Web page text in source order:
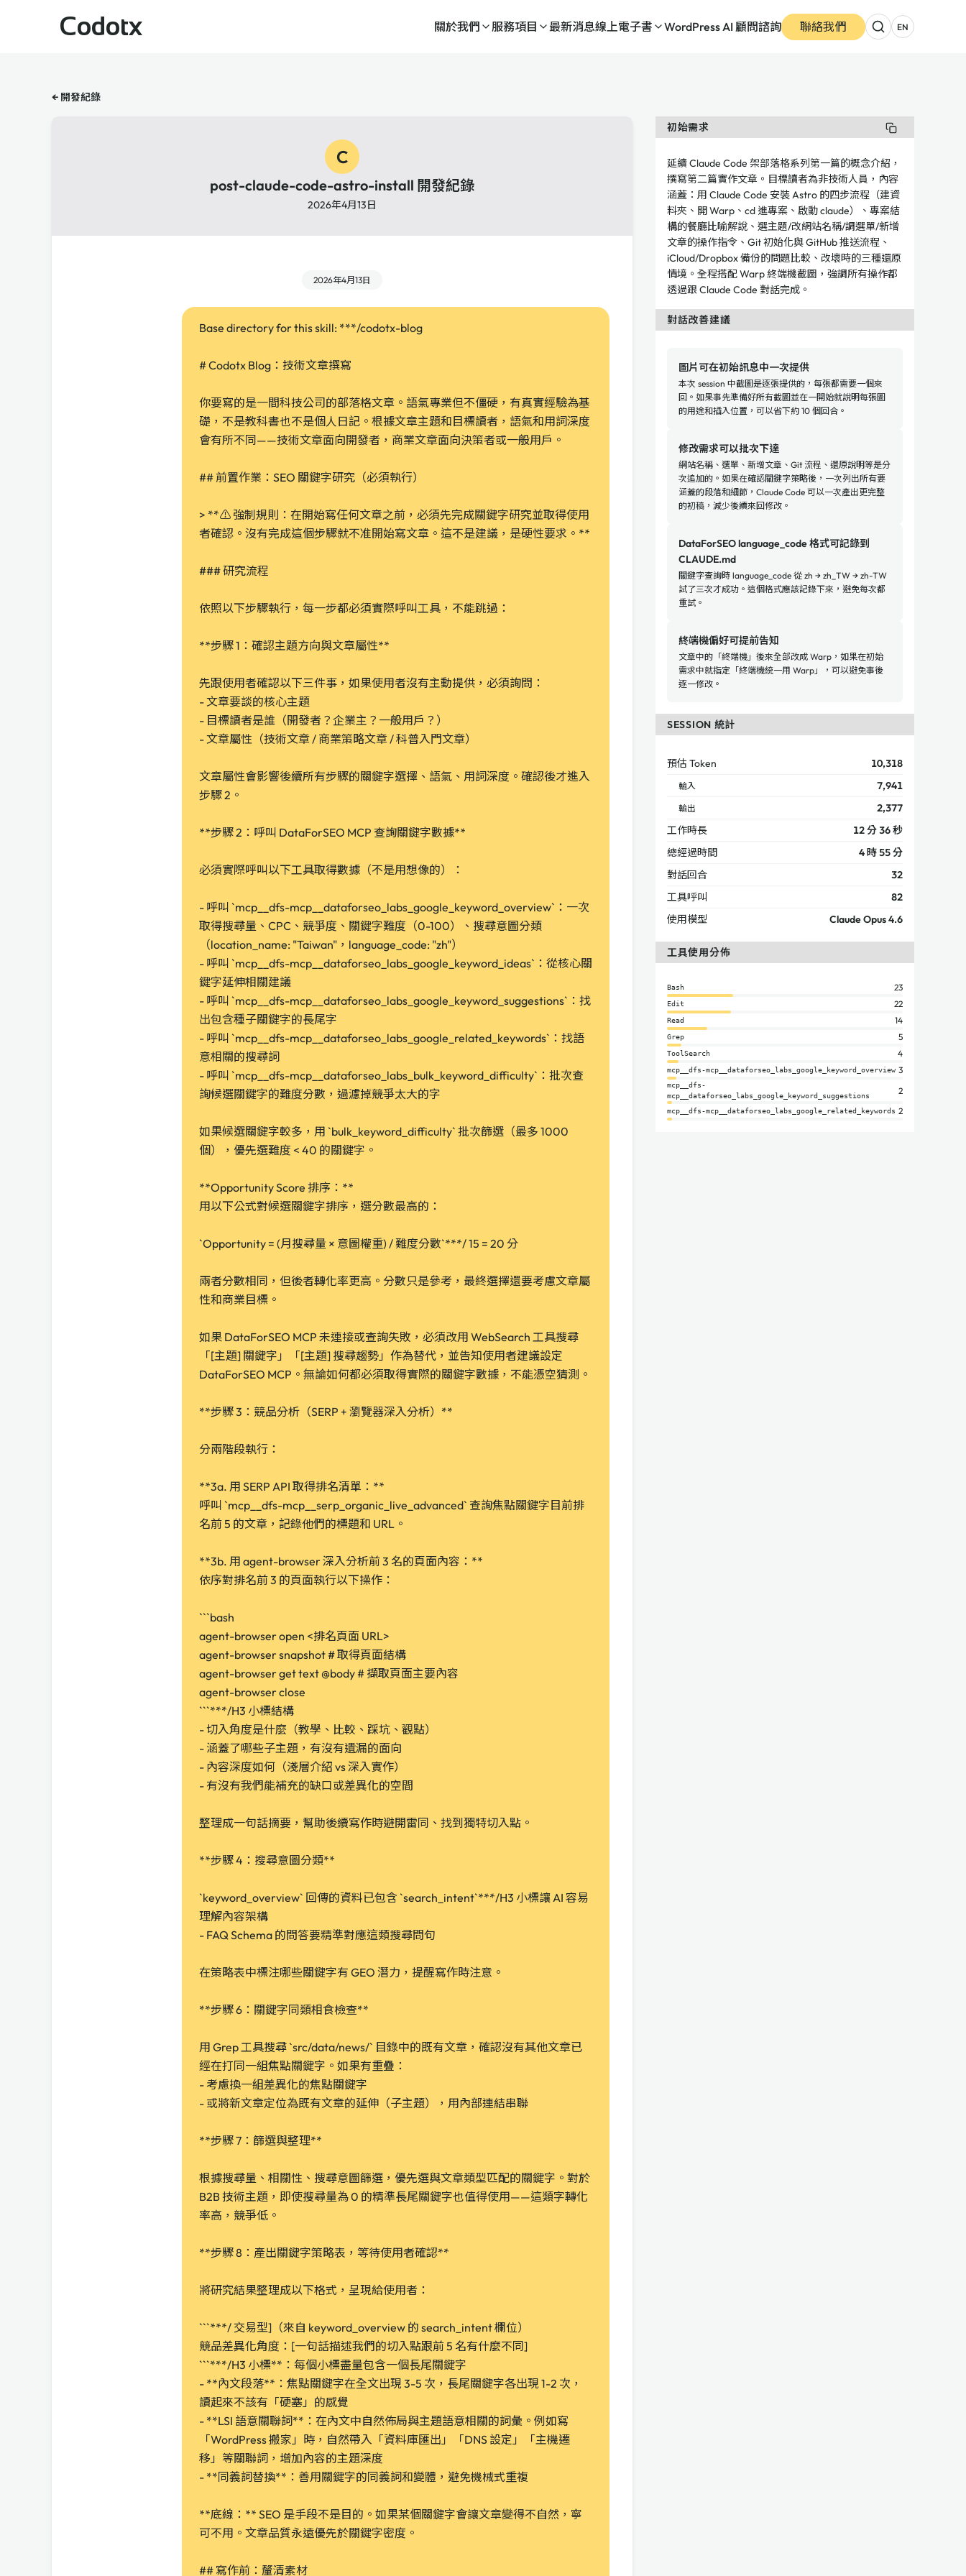
Codotx 關於我們 服務項目 最新消息線上電子書 WordPress AI 顧問諮詢 聯絡我們 EN
← 開發紀錄
C
post-claude-code-astro-install 開發紀錄
2026年4月13日
2026年4月13日
Base directory for this skill: ***/codotx-blog
# Codotx Blog：技術文章撰寫
你要寫的是一間科技公司的部落格文章。語氣專業但不僵硬，有真實經驗為基
礎，不是教科書也不是個人日記。根據文章主題和目標讀者，語氣和用詞深度
會有所不同——技術文章面向開發者，商業文章面向決策者或一般用戶。
## 前置作業：SEO 關鍵字研究（必須執行）
> **⚠️ 強制規則：在開始寫任何文章之前，必須先完成關鍵字研究並取得使用
者確認。沒有完成這個步驟就不准開始寫文章。這不是建議，是硬性要求。**
### 研究流程
依照以下步驟執行，每一步都必須實際呼叫工具，不能跳過：
**步驟 1：確認主題方向與文章屬性**
先跟使用者確認以下三件事，如果使用者沒有主動提供，必須詢問：
- 文章要談的核心主題
- 目標讀者是誰（開發者？企業主？一般用戶？）
- 文章屬性（技術文章 / 商業策略文章 / 科普入門文章）
文章屬性會影響後續所有步驟的關鍵字選擇、語氣、用詞深度。確認後才進入
步驟 2。
**步驟 2：呼叫 DataForSEO MCP 查詢關鍵字數據**
必須實際呼叫以下工具取得數據（不是用想像的）：
- 呼叫 `mcp__dfs-mcp__dataforseo_labs_google_keyword_overview`：一次
取得搜尋量、CPC、競爭度、關鍵字難度（0-100）、搜尋意圖分類
（location_name: "Taiwan"，language_code: "zh"）
- 呼叫 `mcp__dfs-mcp__dataforseo_labs_google_keyword_ideas`：從核心關
鍵字延伸相關建議
- 呼叫 `mcp__dfs-mcp__dataforseo_labs_google_keyword_suggestions`：找
出包含種子關鍵字的長尾字
- 呼叫 `mcp__dfs-mcp__dataforseo_labs_google_related_keywords`：找語
意相關的搜尋詞
- 呼叫 `mcp__dfs-mcp__dataforseo_labs_bulk_keyword_difficulty`：批次查
詢候選關鍵字的難度分數，過濾掉競爭太大的字
如果候選關鍵字較多，用 `bulk_keyword_difficulty` 批次篩選（最多 1000
個），優先選難度 < 40 的關鍵字。
**Opportunity Score 排序：**
用以下公式對候選關鍵字排序，選分數最高的：
`Opportunity = (月搜尋量 × 意圖權重) / 難度分數`***/ 15 = 20 分
兩者分數相同，但後者轉化率更高。分數只是參考，最終選擇還要考慮文章屬
性和商業目標。
如果 DataForSEO MCP 未連接或查詢失敗，必須改用 WebSearch 工具搜尋
「[主題] 關鍵字」「[主題] 搜尋趨勢」作為替代，並告知使用者建議設定
DataForSEO MCP。無論如何都必須取得實際的關鍵字數據，不能憑空猜測。
**步驟 3：競品分析（SERP + 瀏覽器深入分析）**
分兩階段執行：
**3a. 用 SERP API 取得排名清單：**
呼叫 `mcp__dfs-mcp__serp_organic_live_advanced` 查詢焦點關鍵字目前排
名前 5 的文章，記錄他們的標題和 URL。
**3b. 用 agent-browser 深入分析前 3 名的頁面內容：**
依序對排名前 3 的頁面執行以下操作：
```bash
agent-browser open <排名頁面 URL>
agent-browser snapshot # 取得頁面結構
agent-browser get text @body # 擷取頁面主要內容
agent-browser close
```***/H3 小標結構
- 切入角度是什麼（教學、比較、踩坑、觀點）
- 涵蓋了哪些子主題，有沒有遺漏的面向
- 內容深度如何（淺層介紹 vs 深入實作）
- 有沒有我們能補充的缺口或差異化的空間
整理成一句話摘要，幫助後續寫作時避開雷同、找到獨特切入點。
**步驟 4：搜尋意圖分類**
`keyword_overview` 回傳的資料已包含 `search_intent`***/H3 小標讓 AI 容易
理解內容架構
- FAQ Schema 的問答要精準對應這類搜尋問句
在策略表中標注哪些關鍵字有 GEO 潛力，提醒寫作時注意。
**步驟 6：關鍵字同類相食檢查**
用 Grep 工具搜尋 `src/data/news/` 目錄中的既有文章，確認沒有其他文章已
經在打同一組焦點關鍵字。如果有重疊：
- 考慮換一組差異化的焦點關鍵字
- 或將新文章定位為既有文章的延伸（子主題），用內部連結串聯
**步驟 7：篩選與整理**
根據搜尋量、相關性、搜尋意圖篩選，優先選與文章類型匹配的關鍵字。對於
B2B 技術主題，即使搜尋量為 0 的精準長尾關鍵字也值得使用——這類字轉化
率高，競爭低。
**步驟 8：產出關鍵字策略表，等待使用者確認**
將研究結果整理成以下格式，呈現給使用者：
```***/ 交易型]（來自 keyword_overview 的 search_intent 欄位）
競品差異化角度：[一句話描述我們的切入點跟前 5 名有什麼不同]
```***/H3 小標**：每個小標盡量包含一個長尾關鍵字
- **內文段落**：焦點關鍵字在全文出現 3-5 次，長尾關鍵字各出現 1-2 次，
讀起來不該有「硬塞」的感覺
- **LSI 語意關聯詞**：在內文中自然佈局與主題語意相關的詞彙。例如寫
「WordPress 搬家」時，自然帶入「資料庫匯出」「DNS 設定」「主機遷
移」等關聯詞，增加內容的主題深度
- **同義詞替換**：善用關鍵字的同義詞和變體，避免機械式重複
**底線：** SEO 是手段不是目的。如果某個關鍵字會讓文章變得不自然，寧
可不用。文章品質永遠優先於關鍵字密度。
## 寫作前：釐清素材
初始需求
延續 Claude Code 架部落格系列第一篇的概念介紹，
撰寫第二篇實作文章。目標讀者為非技術人員，內容
涵蓋：用 Claude Code 安裝 Astro 的四步流程（建資
料夾、開 Warp、cd 進專案、啟動 claude）、專案結
構的餐廳比喻解說、選主題/改網站名稱/調選單/新增
文章的操作指令、Git 初始化與 GitHub 推送流程、
iCloud/Dropbox 備份的問題比較、改壞時的三種還原
情境。全程搭配 Warp 終端機截圖，強調所有操作都
透過跟 Claude Code 對話完成。
對話改善建議
圖片可在初始訊息中一次提供
本次 session 中截圖是逐張提供的，每張都需要一個來
回。如果事先準備好所有截圖並在一開始就說明每張圖
的用途和插入位置，可以省下約 10 個回合。
修改需求可以批次下達
網站名稱、選單、新增文章、Git 流程、還原說明等是分
次追加的。如果在確認關鍵字策略後，一次列出所有要
涵蓋的段落和細節，Claude Code 可以一次產出更完整
的初稿，減少後續來回修改。
DataForSEO language_code 格式可記錄到
CLAUDE.md
關鍵字查詢時 language_code 從 zh → zh_TW → zh-TW
試了三次才成功。這個格式應該記錄下來，避免每次都
重試。
終端機偏好可提前告知
文章中的「終端機」後來全部改成 Warp，如果在初始
需求中就指定「終端機統一用 Warp」，可以避免事後
逐一修改。
SESSION 統計
預估 Token 10,318
輸入 7,941
輸出
2,377
工作時長
12 分 36 秒
總經過時間
4 時 55 分
對話回合
32
工具呼叫
82
使用模型
Claude Opus 4.6
工具使用分佈
Bash 23
Edit 22
Read 14
Grep 5
ToolSearch 4
mcp__dfs-mcp__dataforseo_labs_google_keyword_overview 3
mcp__dfs-
mcp__dataforseo_labs_google_keyword_suggestions
2
mcp__dfs-mcp__dataforseo_labs_google_related_keywords 2